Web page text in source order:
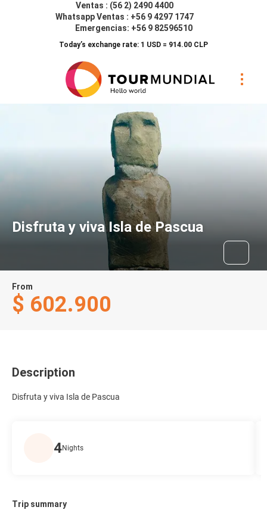
Ventas : (56 2) 2490 4400
Whatsapp Ventas : +56 9 4297 1747
Emergencias: +56 9 82596510
Today’s exchange rate: 1 USD = 914.00 CLP
Disfruta y viva Isla de Pascua
From
$ 602.900
Description
Disfruta y viva Isla de Pascua
4Nights
Trip summary